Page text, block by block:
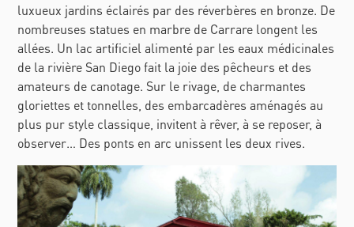
luxueux jardins éclairés par des réverbères en bronze. De
nombreuses statues en marbre de Carrare longent les
allées. Un lac artificiel alimenté par les eaux médicinales
de la rivière San Diego fait la joie des pêcheurs et des
amateurs de canotage. Sur le rivage, de charmantes
gloriettes et tonnelles, des embarcadères aménagés au
plus pur style classique, invitent à rêver, à se reposer, à
observer… Des ponts en arc unissent les deux rives.